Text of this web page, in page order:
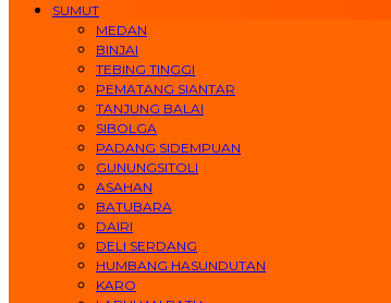
SUMUT
MEDAN
BINJAI
TEBING TINGGI
PEMATANG SIANTAR
TANJUNG BALAI
SIBOLGA
PADANG SIDEMPUAN
GUNUNGSITOLI
ASAHAN
BATUBARA
DAIRI
DELI SERDANG
HUMBANG HASUNDUTAN
KARO